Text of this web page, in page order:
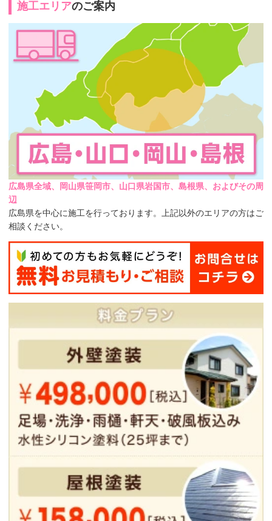
施工エリアのご案内
広島県全域、岡山県笹岡市、山口県岩国市、島根県、およびその周
辺
広島県を中心に施工を行っております。上記以外のエリアの方はご
相談ください。